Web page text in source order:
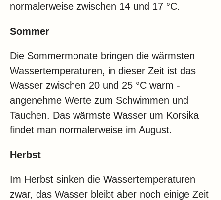
normalerweise zwischen 14 und 17 °C.
Sommer
Die Sommermonate bringen die wärmsten
Wassertemperaturen, in dieser Zeit ist das
Wasser zwischen 20 und 25 °C warm -
angenehme Werte zum Schwimmen und
Tauchen. Das wärmste Wasser um Korsika
findet man normalerweise im August.
Herbst
Im Herbst sinken die Wassertemperaturen
zwar, das Wasser bleibt aber noch einige Zeit